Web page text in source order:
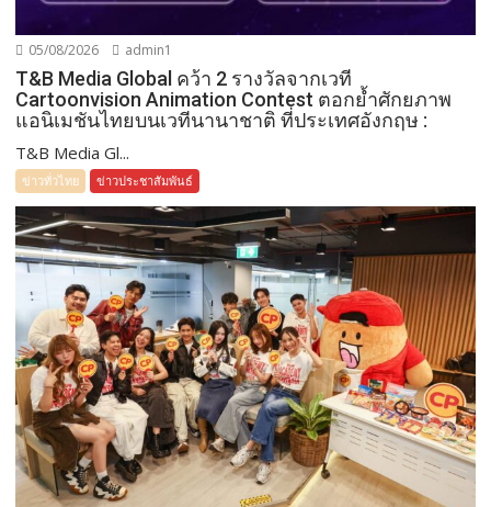
05/08/2026 admin1
T&B Media Global คว้า 2 รางวัลจากเวที
Cartoonvision Animation Contest ตอกย้ำศักยภาพ
แอนิเมชันไทยบนเวทีนานาชาติ ที่ประเทศอังกฤษ :
T&B Media Gl...
ข่าวทั่วไทย ข่าวประชาสัมพันธ์